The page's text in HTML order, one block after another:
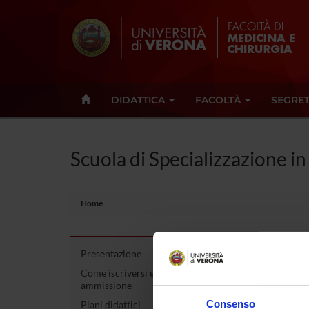
Consenso
DIDATTICA FACOLTÀ
Scuola di Specializzazione
Home
Presentazione
Come iscriversi e Requisiti di
ammissione
Piani didattici